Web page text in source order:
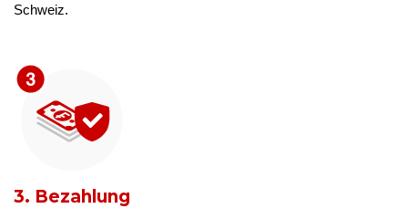
Schweiz.
3. Bezahlung